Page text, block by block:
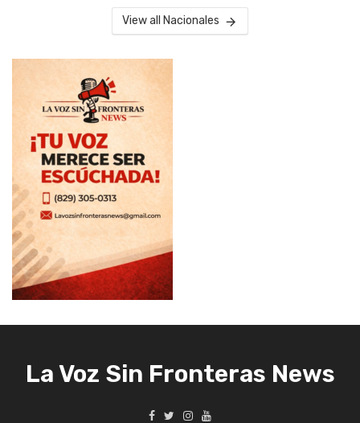
View all Nacionales
La Voz Sin Fronteras News